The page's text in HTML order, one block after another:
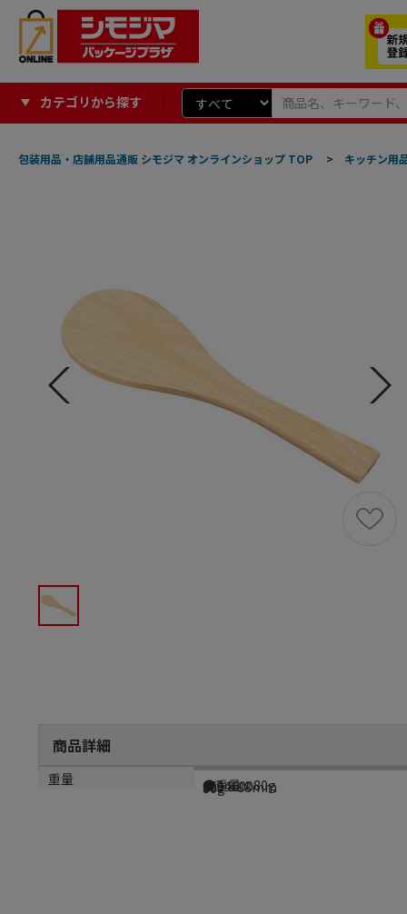
カテゴリから探す
包装用品・店舗用品通販 シモジマ オンラインショップ TOP > キッチン用
商品詳細
商品説明
●重量：80g
メーカー品番
0514600
サイズ
300×88mm
重量
80g